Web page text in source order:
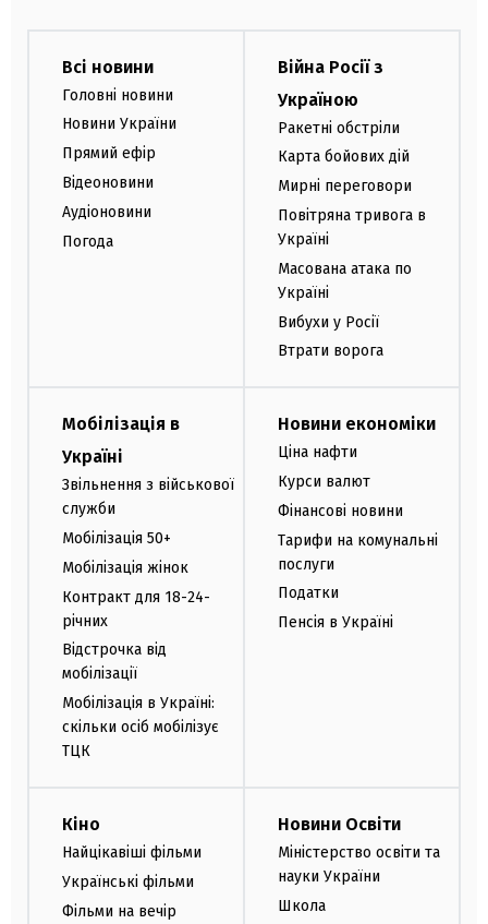
Всі новини
Головні новини
Новини України
Прямий ефір
Відеоновини
Аудіоновини
Погода
Війна Росії з
Україною
Ракетні обстріли
Карта бойових дій
Мирні переговори
Повітряна тривога в
Україні
Масована атака по
Україні
Вибухи у Росії
Втрати ворога
Мобілізація в
Україні
Звільнення з військової
служби
Мобілізація 50+
Мобілізація жінок
Контракт для 18-24-
річних
Відстрочка від
мобілізації
Мобілізація в Україні:
скільки осіб мобілізує
ТЦК
Новини економіки
Ціна нафти
Курси валют
Фінансові новини
Тарифи на комунальні
послуги
Податки
Пенсія в Україні
Кіно
Найцікавіші фільми
Українські фільми
Фільми на вечір
Новини Освіти
Міністерство освіти та
науки України
Школа